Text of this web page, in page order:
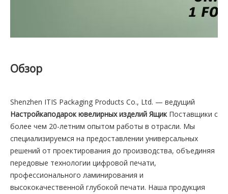
Обзор
Shenzhen ITIS Packaging Products Co., Ltd. — ведущий
Настройкаподарок ювелирных изделий Ящик Поставщики с
более чем 20-летним опытом работы в отрасли. Мы
специализируемся на предоставлении универсальных
решений от проектирования до производства, объединяя
передовые технологии цифровой печати,
профессионального ламинирования и
высококачественной глубокой печати. Наша продукция